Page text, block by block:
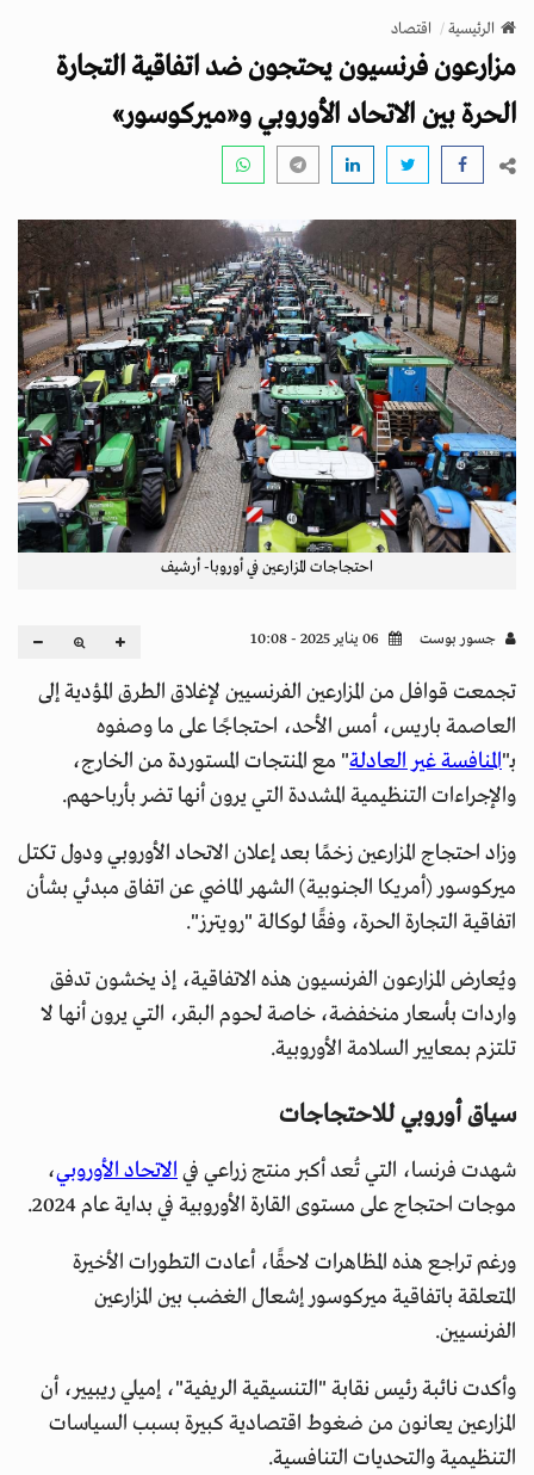
v
i
g
a
n
الرئيسية اقتصاد
مزارعون فرنسيون يحتجون ضد اتفاقية التجارة
الحرة بين الاتحاد الأوروبي و«ميركوسور»
احتجاجات المزارعين في أوروبا- أرشيف
جسور بوست
تجمعت قوافل من المزارعين الفرنسيين لإغلاق الطرق المؤدية إلى
العاصمة باريس، أمس الأحد، احتجاجًا على ما وصفوه
بـ"المنافسة غير العادلة" مع المنتجات المستوردة من الخارج،
والإجراءات التنظيمية المشددة التي يرون أنها تضر بأرباحهم.
وزاد احتجاج المزارعين زخمًا بعد إعلان الاتحاد الأوروبي ودول تكتل
ميركوسور (أمريكا الجنوبية) الشهر الماضي عن اتفاق مبدئي بشأن
اتفاقية التجارة الحرة، وفقًا لوكالة "رويترز".
ويُعارض المزارعون الفرنسيون هذه الاتفاقية، إذ يخشون تدفق
واردات بأسعار منخفضة، خاصة لحوم البقر، التي يرون أنها لا
تلتزم بمعايير السلامة الأوروبية.
سياق أوروبي للاحتجاجات
شهدت فرنسا، التي تُعد أكبر منتج زراعي فيالاتحاد الأوروبي،
موجات احتجاج على مستوى القارة الأوروبية في بداية عام 2024.
ورغم تراجع هذه المظاهرات لاحقًا، أعادت التطورات الأخيرة
المتعلقة باتفاقية ميركوسور إشعال الغضب بين المزارعين
الفرنسيين.
وأكدت نائبة رئيس نقابة "التنسيقية الريفية"، إميلي ريبيير، أن
المزارعين يعانون من ضغوط اقتصادية كبيرة بسبب السياسات
التنظيمية والتحديات التنافسية.